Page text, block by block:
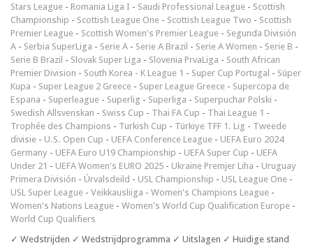
Stars League - Romania Liga I - Saudi Professional League - Scottish
Championship - Scottish League One - Scottish League Two - Scottish
Premier League - Scottish Women's Premier League - Segunda División
A - Serbia SuperLiga - Serie A - Serie A Brazil - Serie A Women - Serie B -
Serie B Brazil - Slovak Super Liga - Slovenia PrvaLiga - South African
Premier Division - South Korea - K League 1 - Super Cup Portugal - Süper
Kupa - Super League 2 Greece - Super League Greece - Supercopa de
Espana - Superleague - Superlig - Superliga - Superpuchar Polski -
Swedish Allsvenskan - Swiss Cup - Thai FA Cup - Thai League 1 -
Trophée des Champions - Turkish Cup - Türkiye TFF 1. Lig - Tweede
divisie - U.S. Open Cup - UEFA Conference League - UEFA Euro 2024
Germany - UEFA Euro U19 Championship - UEFA Super Cup - UEFA
Under 21 - UEFA Women's EURO 2025 - Ukraine Premjer Liha - Uruguay
Primera División - Úrvalsdeild - USL Championship - USL League One -
USL Super League - Veikkausliiga - Women's Champions League -
Women's Nations League - Women's World Cup Qualification Europe -
World Cup Qualifiers
✓ Wedstrijden ✓ Wedstrijdprogramma ✓ Uitslagen ✓ Huidige stand